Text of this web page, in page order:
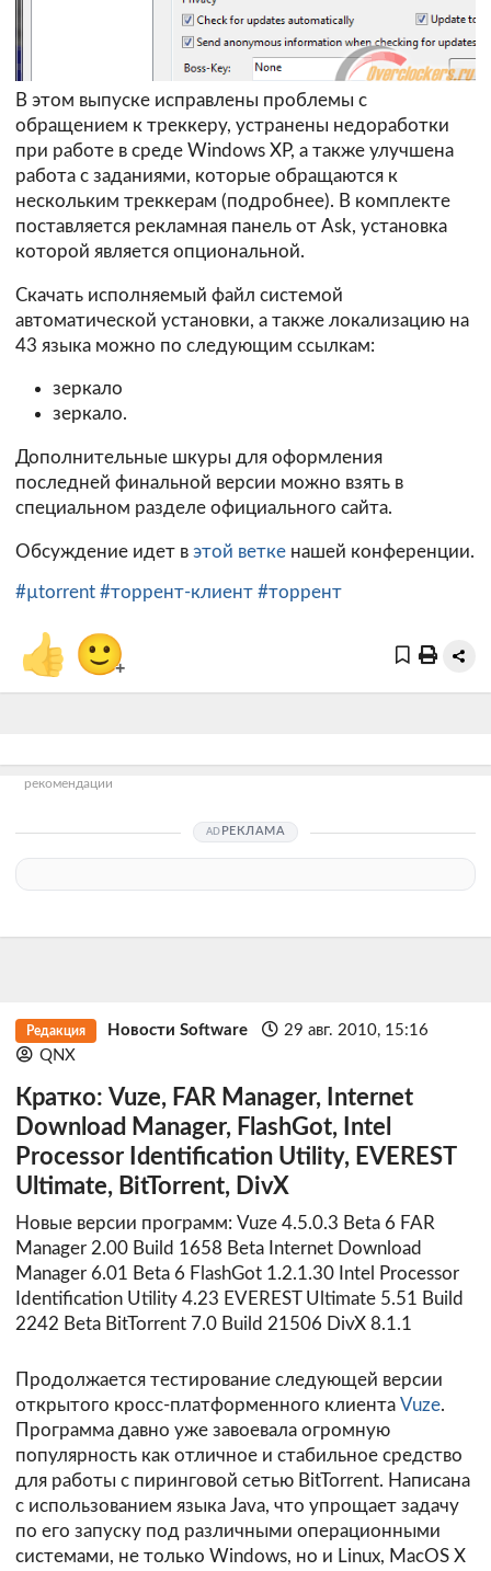
В этом выпуске исправлены проблемы с
обращением к треккеру, устранены недоработки
при работе в среде Windows XP, а также улучшена
работа с заданиями, которые обращаются к
нескольким треккерам (подробнее). В комплекте
поставляется рекламная панель от Ask, установка
которой является опциональной.
Скачать исполняемый файл системой
автоматической установки, а также локализацию на
43 языка можно по следующим ссылкам:
зеркало
зеркало.
Дополнительные шкуры для оформления
последней финальной версии можно взять в
специальном разделе официального сайта.
Обсуждение идет в этой ветке нашей конференции.
#µtorrent #торрент-клиент #торрент
👍 🙂+
рекомендации
РЕКЛАМА
Редакция Новости Software
29 авг. 2010, 15:16
QNX
Кратко: Vuze, FAR Manager, Internet
Download Manager, FlashGot, Intel
Processor Identification Utility, EVEREST
Ultimate, BitTorrent, DivX
Новые версии программ: Vuze 4.5.0.3 Beta 6 FAR
Manager 2.00 Build 1658 Beta Internet Download
Manager 6.01 Beta 6 FlashGot 1.2.1.30 Intel Processor
Identification Utility 4.23 EVEREST Ultimate 5.51 Build
2242 Beta BitTorrent 7.0 Build 21506 DivX 8.1.1
Продолжается тестирование следующей версии
открытого кросс-платформенного клиента Vuze.
Программа давно уже завоевала огромную
популярность как отличное и стабильное средство
для работы с пиринговой сетью BitTorrent. Написана
с использованием языка Java, что упрощает задачу
по его запуску под различными операционными
системами, не только Windows, но и Linux, MacOS X